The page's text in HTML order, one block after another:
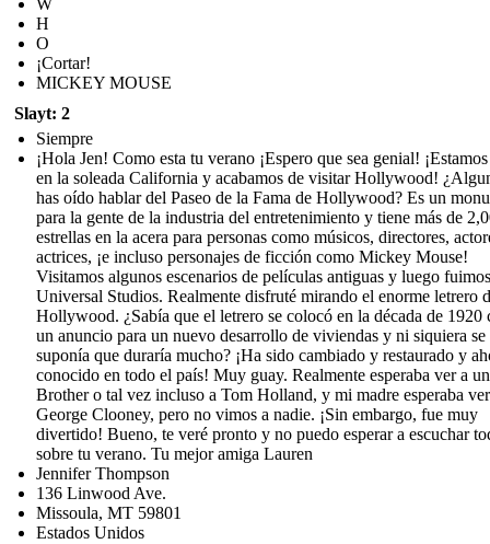
W
H
O
¡Cortar!
MICKEY MOUSE
Slayt: 2
Siempre
¡Hola Jen! Como esta tu verano ¡Espero que sea genial!
en la soleada California y acabamos de visitar Hollywood!
has oído hablar del Paseo de la Fama de Hollywood? Es un
para la gente de la industria del entretenimiento y tiene más de
estrellas en la acera para personas como músicos, directores,
actrices, ¡e incluso personajes de ficción como Mickey Mouse!
Visitamos algunos escenarios de películas antiguas y luego
Universal Studios. Realmente disfruté mirando el enorme letrero
Hollywood. ¿Sabía que el letrero se colocó en la década de 1920
un anuncio para un nuevo desarrollo de viviendas y ni siquiera se
suponía que duraría mucho? ¡Ha sido cambiado y restaurado y
conocido en todo el país! Muy guay. Realmente esperaba ver a
Brother o tal vez incluso a Tom Holland, y mi madre esperaba
George Clooney, pero no vimos a nadie. ¡Sin embargo, fue muy
divertido! Bueno, te veré pronto y no puedo esperar a escuchar
sobre tu verano. Tu mejor amiga Lauren
Jennifer Thompson
136 Linwood Ave.
Missoula, MT 59801
Estados Unidos